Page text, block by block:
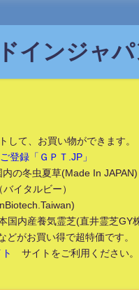
インジャ
して、お買い物ができます。
登録「ＧＰＴ.JP」
の冬虫夏草(Made In JAPAN)
イタルビー）
国内産養気霊芝(直井霊芝GY
がお買い得で超特価です。
サイトをご利用ください。